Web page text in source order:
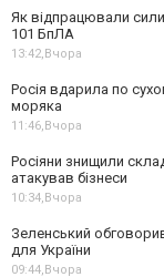
Як відпрацювали
101 БпЛА
13:42,Вчора
Росія вдарила по
моряка
11:46,Вчора
Росіяни знищили
атакував бізнеси
10:34,Вчора
Зеленський
для України
09:44,Вчора